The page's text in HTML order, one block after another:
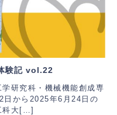
験記 vol.22
研究科・機械機能創成専
日から2025年6月24日の
科大[…]